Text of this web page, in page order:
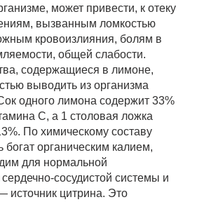
может привести, к отеку
вызванным ломкостью
кровоизлияния, болям в
общей слабости.
содержащиеся в лимоне,
выводить из организма
одного лимона содержит 33%
С, а 1 столовая ложка
По химическому составу
органическим калием,
для нормальной
сосудистой системы и
источник цитрина. Это